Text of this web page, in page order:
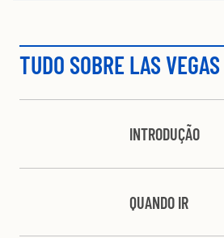
TUDO SOBRE LAS VEGAS
INTRODUÇÃO
QUANDO IR